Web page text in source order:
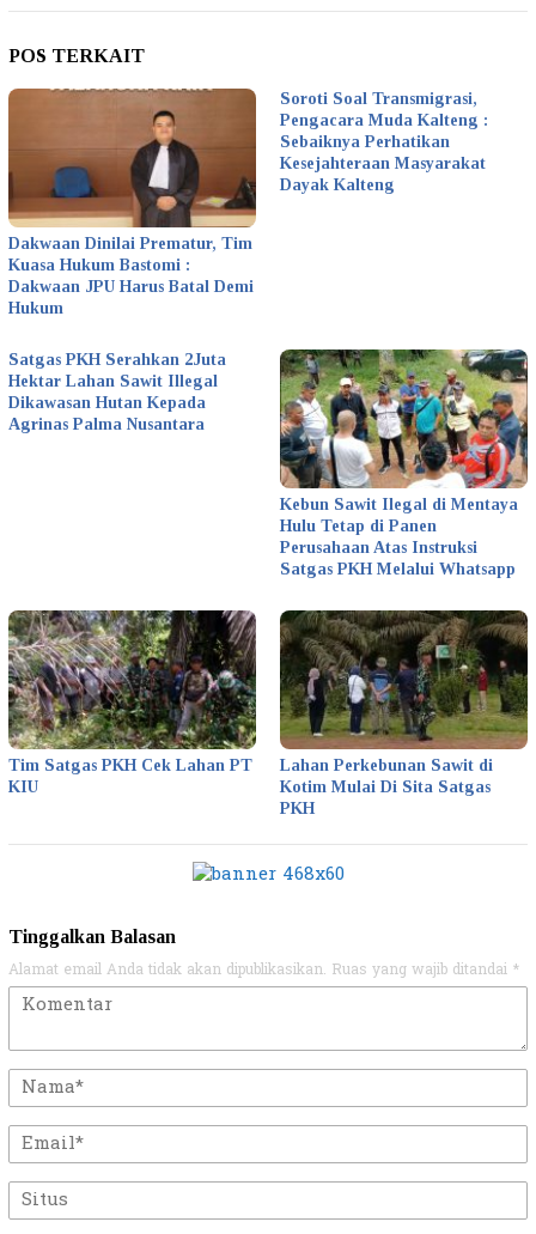
POS TERKAIT
Dakwaan Dinilai Prematur, Tim
Kuasa Hukum Bastomi :
Dakwaan JPU Harus Batal Demi
Hukum
Soroti Soal Transmigrasi,
Pengacara Muda Kalteng :
Sebaiknya Perhatikan
Kesejahteraan Masyarakat
Dayak Kalteng
Satgas PKH Serahkan 2Juta
Hektar Lahan Sawit Illegal
Dikawasan Hutan Kepada
Agrinas Palma Nusantara
Kebun Sawit Ilegal di Mentaya
Hulu Tetap di Panen
Perusahaan Atas Instruksi
Satgas PKH Melalui Whatsapp
Tim Satgas PKH Cek Lahan PT
KIU
Lahan Perkebunan Sawit di
Kotim Mulai Di Sita Satgas
PKH
Tinggalkan Balasan
Alamat email Anda tidak akan dipublikasikan. Ruas yang wajib ditandai *